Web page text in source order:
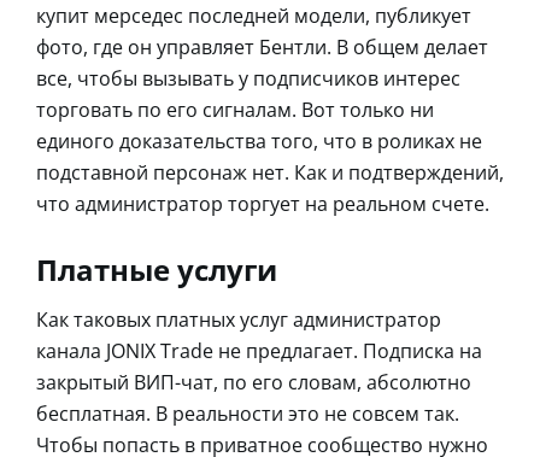
купит мерседес последней модели, публикует
фото, где он управляет Бентли. В общем делает
все, чтобы вызывать у подписчиков интерес
торговать по его сигналам. Вот только ни
единого доказательства того, что в роликах не
подставной персонаж нет. Как и подтверждений,
что администратор торгует на реальном счете.
Платные услуги
Как таковых платных услуг администратор
канала JONIX Trade не предлагает. Подписка на
закрытый ВИП-чат, по его словам, абсолютно
бесплатная. В реальности это не совсем так.
Чтобы попасть в приватное сообщество нужно